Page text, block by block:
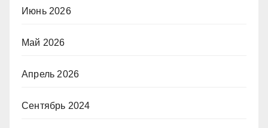
Июнь 2026
Май 2026
Апрель 2026
Сентябрь 2024